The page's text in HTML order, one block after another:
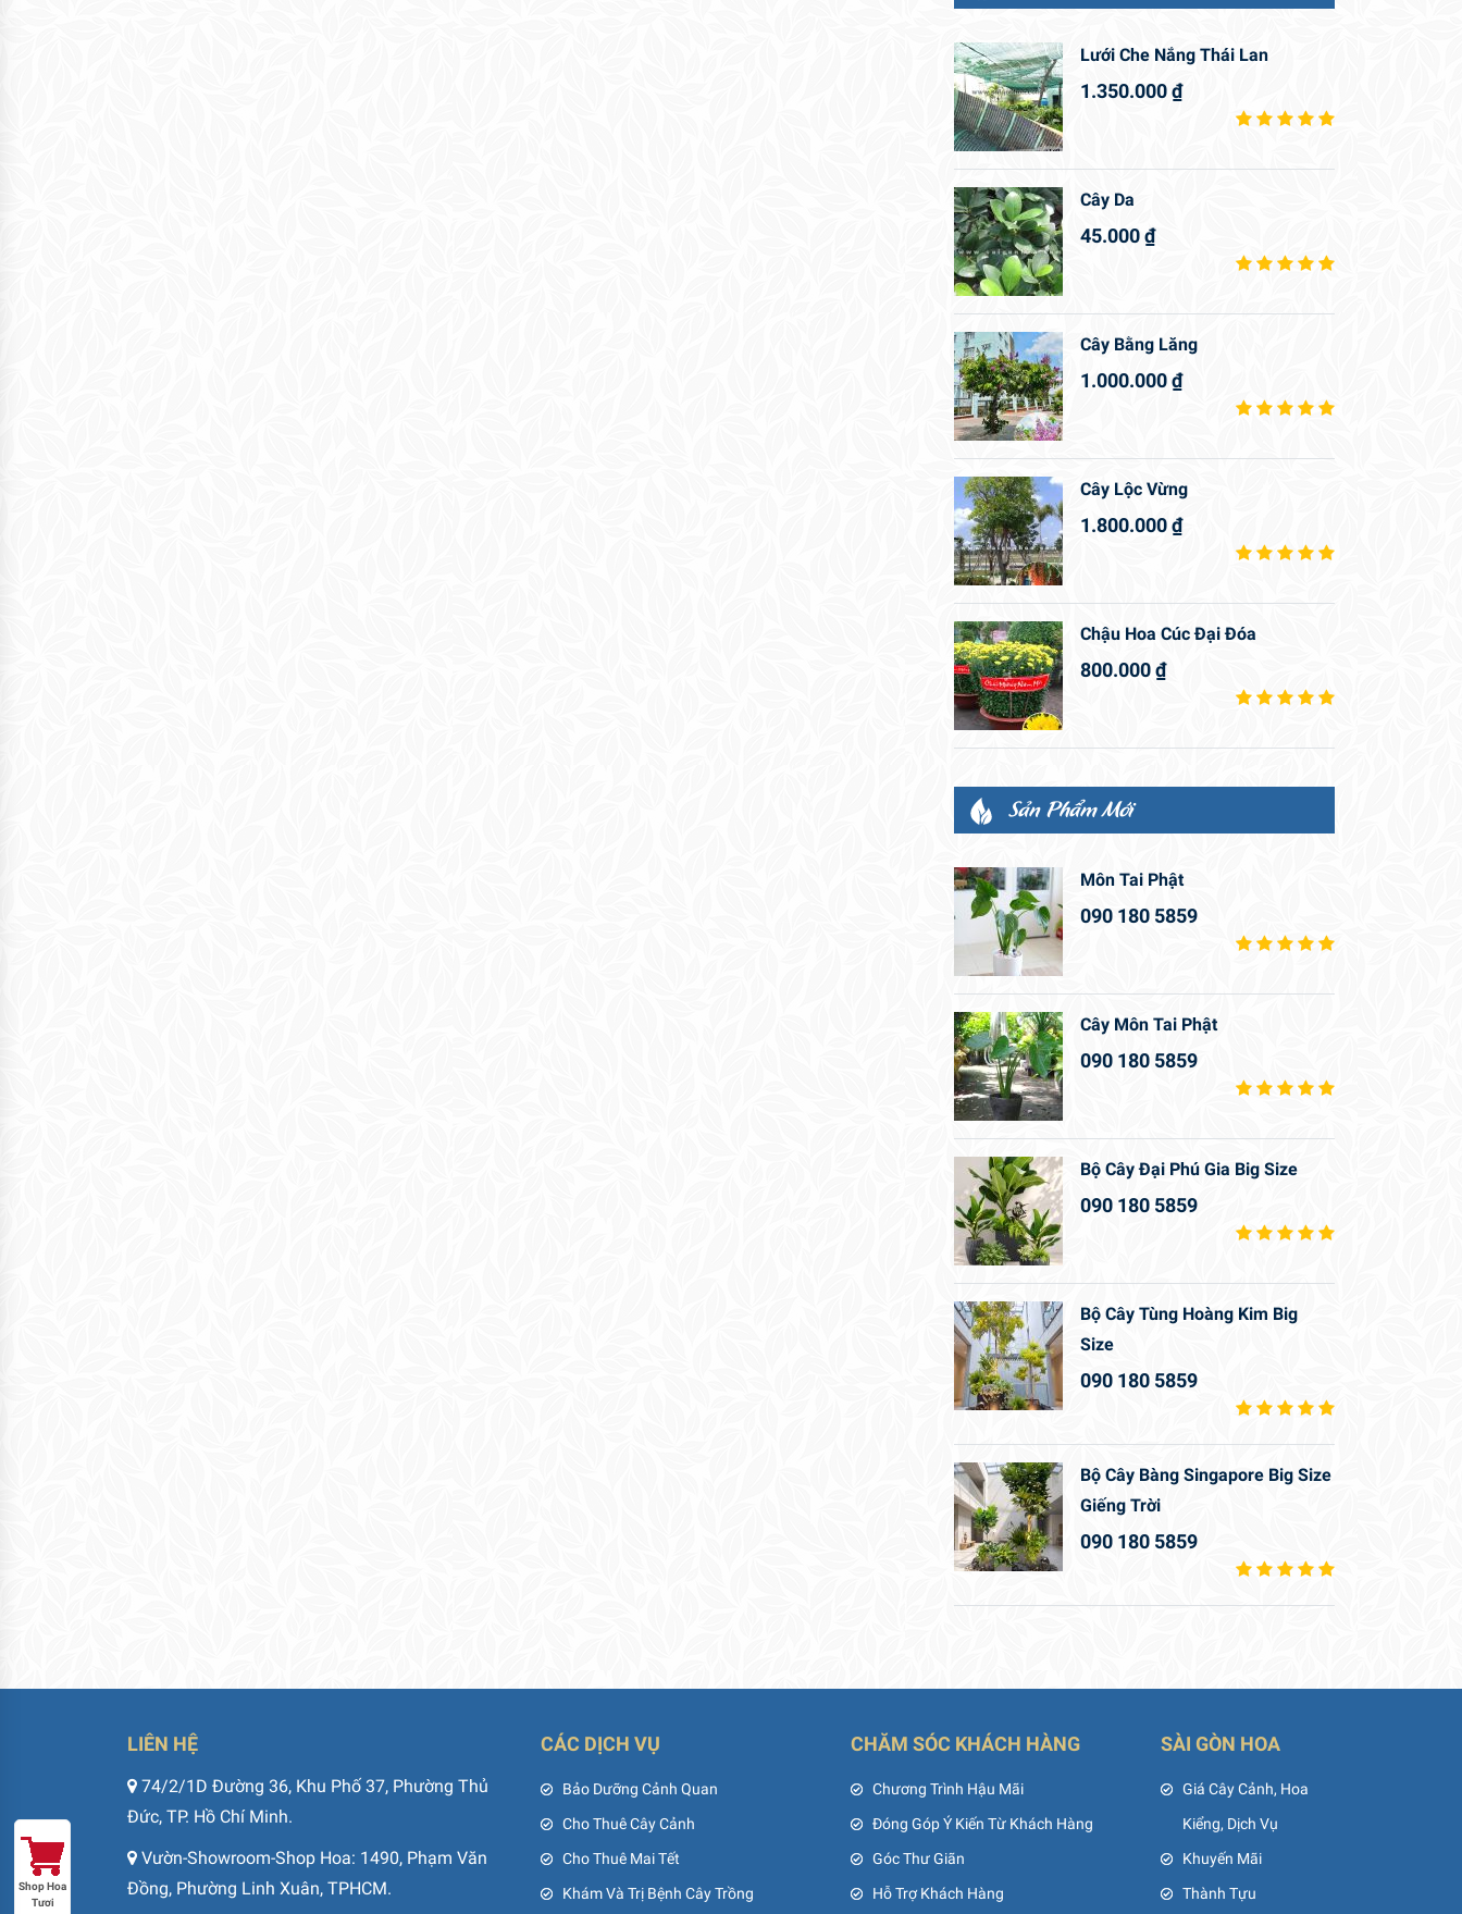
Lưới Che Nắng Thái Lan
1.350.000₫
Cây Da
45.000₫
Cây Bằng Lăng
1.000.000₫
Cây Lộc Vừng
1.800.000₫
Chậu Hoa Cúc Đại Đóa
800.000₫
Sản Phẩm Mới
Môn Tai Phật
090 180 5859
Cây Môn Tai Phật
090 180 5859
Bộ Cây Đại Phú Gia Big Size
090 180 5859
Bộ Cây Tùng Hoàng Kim Big
Size
090 180 5859
Bộ Cây Bàng Singapore Big Size
Giếng Trời
090 180 5859
LIÊN HỆ
74/2/1D Đường 36, Khu Phố 37, Phường Thủ
Đức, TP. Hồ Chí Minh.
Vườn-Showroom-Shop Hoa: 1490, Phạm Văn
Đồng, Phường Linh Xuân, TPHCM.
CÁC DỊCH VỤ
Bảo Dưỡng Cảnh Quan
Cho Thuê Cây Cảnh
Cho Thuê Mai Tết
Khám Và Trị Bệnh Cây Trồng
CHĂM SÓC KHÁCH HÀNG
Chương Trình Hậu Mãi
Đóng Góp Ý Kiến Từ Khách Hàng
Góc Thư Giãn
Hỗ Trợ Khách Hàng
SÀI GÒN HOA
Giá Cây Cảnh, Hoa
Kiểng, Dịch Vụ
Khuyến Mãi
Thành Tựu
Shop Hoa
Tươi